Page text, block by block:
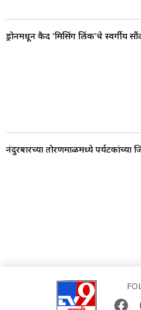
ड्रोनमधून कैद 'मिसिंग लिंक'चे स्वर्गीय
नंदुरबारच्या तोरणमाळमध्ये पर्यटकांच्या